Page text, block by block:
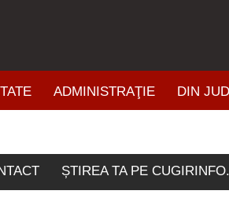
ADMINISTRAŢIE DIN
ȘTIREA TA PE